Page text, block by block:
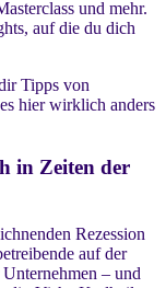
und mehr.
auf die du dich
Tipps von
hier wirklich anders
in Zeiten der
Rezession
auf der
– und